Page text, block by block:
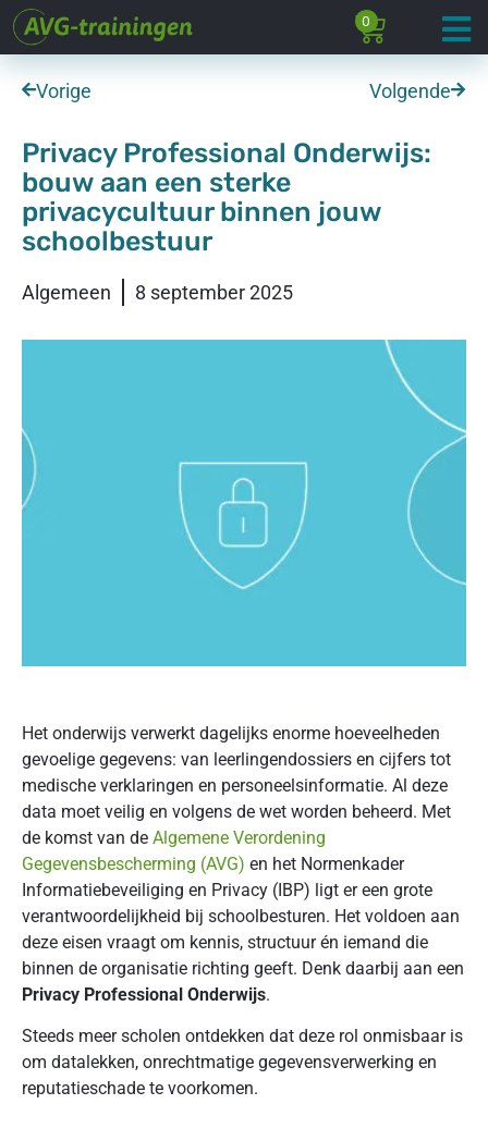
0
Vorige Volgende
Privacy Professional Onderwijs:
bouw aan een sterke
privacycultuur binnen jouw
schoolbestuur
Algemeen 8 september 2025
Het onderwijs verwerkt dagelijks enorme hoeveelheden
gevoelige gegevens: van leerlingendossiers en cijfers tot
medische verklaringen en personeelsinformatie. Al deze
data moet veilig en volgens de wet worden beheerd. Met
de komst van de Algemene Verordening
Gegevensbescherming (AVG) en het Normenkader
Informatiebeveiliging en Privacy (IBP) ligt er een grote
verantwoordelijkheid bij schoolbesturen. Het voldoen aan
deze eisen vraagt om kennis, structuur én iemand die
binnen de organisatie richting geeft. Denk daarbij aan een
Privacy Professional Onderwijs.
Steeds meer scholen ontdekken dat deze rol onmisbaar is
om datalekken, onrechtmatige gegevensverwerking en
reputatieschade te voorkomen.